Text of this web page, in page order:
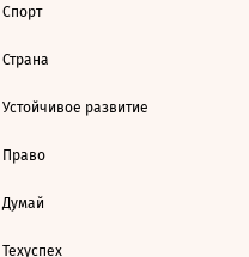
Спорт
Страна
Устойчивое развитие
Право
Думай
Техуспех